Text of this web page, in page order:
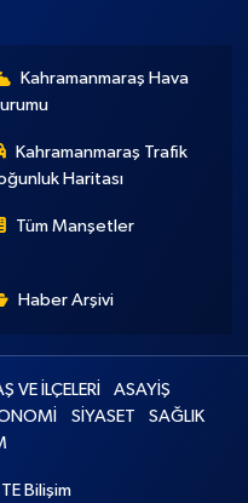
Kahramanmaraş Hava
Kahramanmaraş Trafik
Haritası
Tüm Manşetler
Haber Arşivi
VE İLÇELERİ
ASAYİŞ
SİYASET
SAĞLIK
TE Bilişim